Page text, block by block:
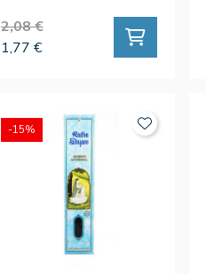
2,08 €
1,77 €
-15%